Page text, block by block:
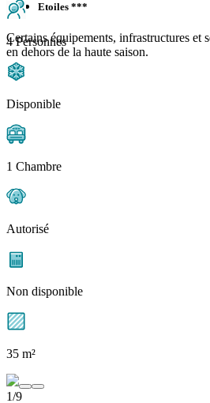
Etoiles ***
Certains équipements, infrastructures et
en dehors de la haute saison.
4 Personnes
Disponible
1 Chambre
Autorisé
Non disponible
35 m²
1/9